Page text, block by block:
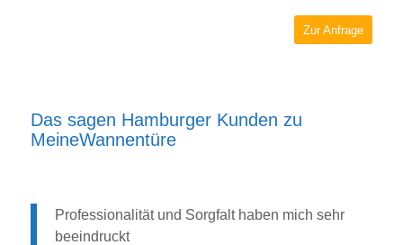
Zur Anfrage
Das sagen Hamburger Kunden zu
MeineWannentüre
Professionalität und Sorgfalt haben mich sehr
beeindruckt